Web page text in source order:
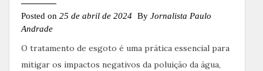
Posted on 25 de abril de 2024 By Jornalista Paulo
Andrade
O tratamento de esgoto é uma prática essencial para
mitigar os impactos negativos da poluição da água,